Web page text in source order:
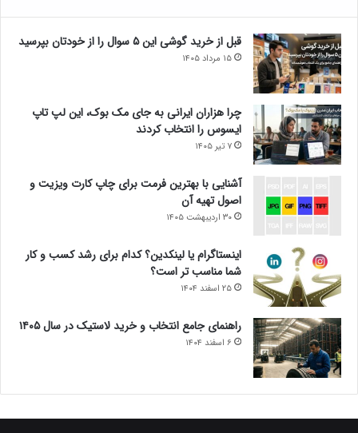
قبل از خرید گوشی این ۵ سوال را از خودتان بپرسید
۱۵ مرداد ۱۴۰۵
چرا هزاران ایرانی به جای مک بوک، این لپ تاپ
ایسوس را انتخاب کردند
۷ تیر ۱۴۰۵
آشنایی با بهترین فرمت برای چاپ کارت ویزیت و
اصول تهیه آن
۳۰ اردیبهشت ۱۴۰۵
اینستاگرام یا لینکدین؟ کدام برای رشد کسب و کار
شما مناسب تر است؟
۲۵ اسفند ۱۴۰۴
راهنمای جامع انتخاب و خرید لاستیک در سال ۱۴۰۵
۶ اسفند ۱۴۰۴